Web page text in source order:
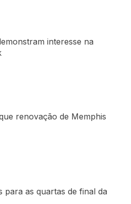
interesse na
renovação de Memphis
para as quartas de final da